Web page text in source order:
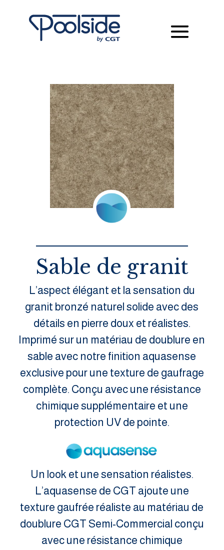
Sable de granit
L’aspect élégant et la sensation du
granit bronzé naturel solide avec des
détails en pierre doux et réalistes.
Imprimé sur un matériau de doublure en
sable avec notre finition aquasense
exclusive pour une texture de gaufrage
complète. Conçu avec une résistance
chimique supplémentaire et une
protection UV de pointe.
Un look et une sensation réalistes.
L’aquasense de CGT ajoute une
texture gaufrée réaliste au matériau de
doublure CGT Semi-Commercial conçu
avec une résistance chimique